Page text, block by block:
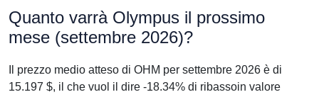
Quanto varrà Olympus il prossimo
mese (settembre 2026)?
Il prezzo medio atteso di OHM per settembre 2026 è di
15.197 $, il che vuol il dire -18.34% di ribassoin valore